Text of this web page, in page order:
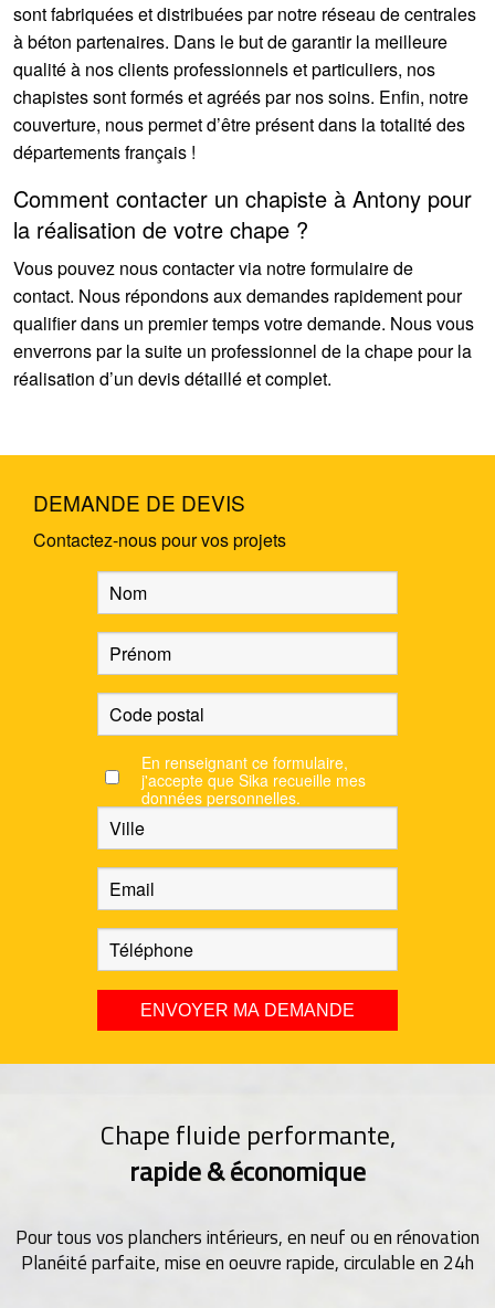
sont fabriquées et distribuées par notre réseau de centrales
à béton partenaires. Dans le but de garantir la meilleure
qualité à nos clients professionnels et particuliers, nos
chapistes sont formés et agréés par nos soins. Enfin, notre
couverture, nous permet d’être présent dans la totalité des
départements français !
Comment contacter un chapiste à Antony pour
la réalisation de votre chape ?
Vous pouvez nous contacter via notre formulaire de
contact. Nous répondons aux demandes rapidement pour
qualifier dans un premier temps votre demande. Nous vous
enverrons par la suite un professionnel de la chape pour la
réalisation d’un devis détaillé et complet.
DEMANDE DE DEVIS
Contactez-nous pour vos projets
En renseignant ce formulaire,
j'accepte que Sika recueille mes
données personnelles.
Chape fluide performante,
rapide & économique
Pour tous vos planchers intérieurs, en neuf ou en rénovation
Planéité parfaite, mise en oeuvre rapide, circulable en 24h